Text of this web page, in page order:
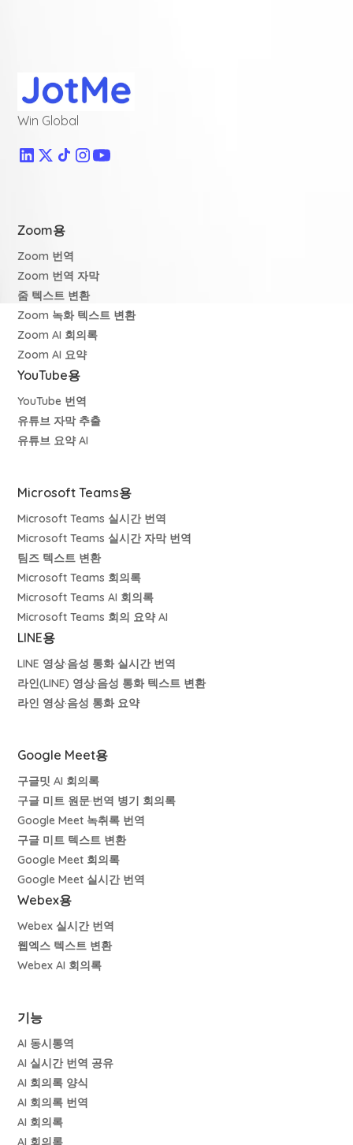
Win Global
Zoom용
Zoom 번역
Zoom 번역 자막
줌 텍스트 변환
Zoom 녹화 텍스트 변환
Zoom AI 회의록
Zoom AI 요약
YouTube용
YouTube 번역
유튜브 자막 추출
유튜브 요약 AI
Microsoft Teams용
Microsoft Teams 실시간 번역
Microsoft Teams 실시간 자막 번역
팀즈 텍스트 변환
Microsoft Teams 회의록
Microsoft Teams AI 회의록
Microsoft Teams 회의 요약 AI
LINE용
LINE 영상·음성 통화 실시간 번역
라인(LINE) 영상·음성 통화 텍스트 변환
라인 영상·음성 통화 요약
Google Meet용
구글밋 AI 회의록
구글 미트 원문·번역 병기 회의록
Google Meet 녹취록 번역
구글 미트 텍스트 변환
Google Meet 회의록
Google Meet 실시간 번역
Webex용
Webex 실시간 번역
웹엑스 텍스트 변환
Webex AI 회의록
기능
AI 동시통역
AI 실시간 번역 공유
AI 회의록 양식
AI 회의록 번역
AI 회의록
AI 회의록